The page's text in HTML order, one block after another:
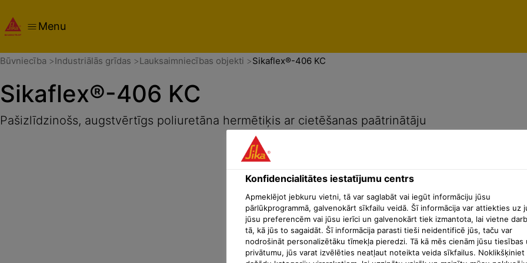
Menu
Būvniecība Industriālās grīdas Lauksaimniecības objekti Sikaflex®-406 KC
Sikaflex®-406 KC
Pašizlīdzinošs, augstvērtīgs poliuretāna hermētiķis ar cietēšanas paātrinātāju
Konfidencialitātes iestatījumu centrs
Apmeklējot jebkuru vietni, tā var saglabāt vai iegūt informāciju jūsu
pārlūkprogrammā, galvenokārt sīkfailu veidā. Šī informācija var attiekties uz
jūsu preferencēm vai jūsu ierīci un galvenokārt tiek izmantota, lai vietne
tā, kā jūs to sagaidāt. Šī informācija parasti tieši neidentificē jūs, taču var
nodrošināt personalizētāku tīmekļa pieredzi. Tā kā mēs cienām jūsu tiesības
privātumu, jūs varat izvēlēties neatļaut noteikta veida sīkfailus. Noklikšķiniet